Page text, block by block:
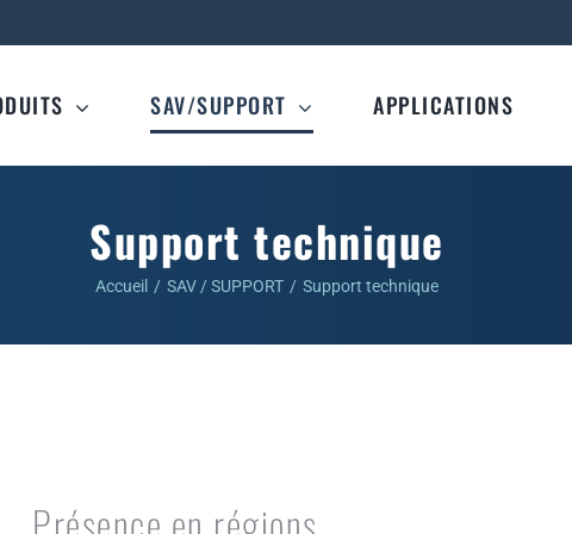
SAV/SUPPORT APPLICATIONS
Support technique
Accueil SAV / SUPPORT Support technique